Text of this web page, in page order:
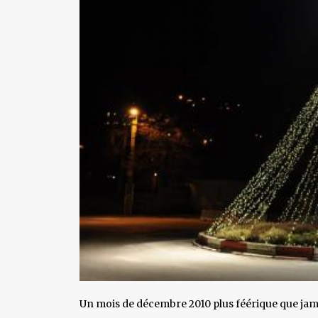
Un mois de décembre 2010 plus féérique que